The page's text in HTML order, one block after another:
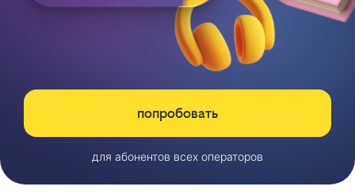
попробовать
для абонентов всех операторов